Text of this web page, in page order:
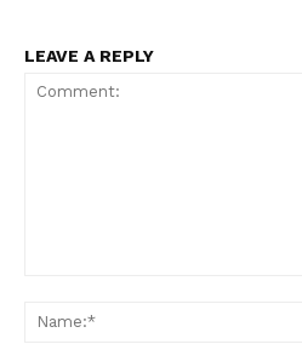
LEAVE A REPLY